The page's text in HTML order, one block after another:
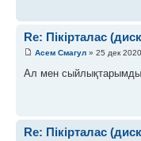
Re: Пікірталас
Асем Смагул » 25 дек
Ал мен сыйлықтарымды
Re: Пікірталас